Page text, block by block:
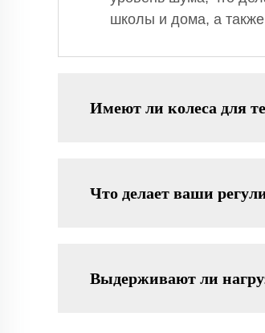
школы и дома, а
Имеют ли колеса для
Что делает ваши
Выдерживают ли